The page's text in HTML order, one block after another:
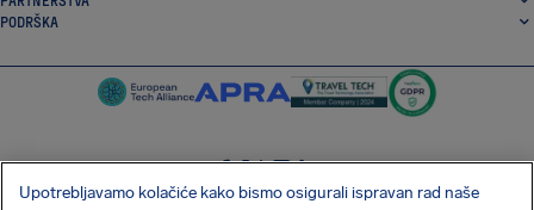
PODRŠKA
SocialFacebook
SocialTwitter
SocialInstagram
SocialLinkedin
Upotrebljavamo kolačiće kako bismo osigurali ispravan rad naše